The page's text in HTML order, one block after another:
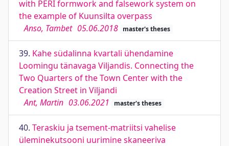
with PERI formwork and falsework system on
the example of Kuunsilta overpass
Anso, Tambet 05.06.2018 master's theses
39. Kahe südalinna kvartali ühendamine
Loomingu tänavaga Viljandis. Connecting the
Two Quarters of the Town Center with the
Creation Street in Viljandi
Ant, Martin 03.06.2021 master's theses
40. Teraskiu ja tsement-matriitsi vahelise
üleminekutsooni uurimine skaneeriva